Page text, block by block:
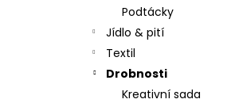
Podtácky
Jídlo & pití
Textil
Drobnosti
Kreativní sada